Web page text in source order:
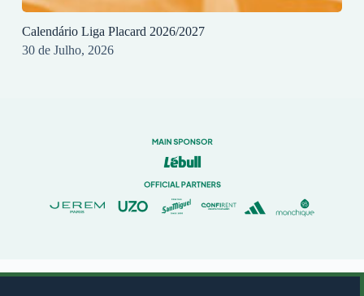
Calendário Liga Placard 2026/2027
30 de Julho, 2026